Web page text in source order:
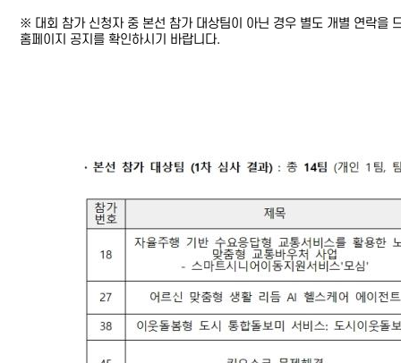
※ 대회 참가 신청자 중 본선 참가 대상팀이 아닌 경우 별도 개별 연락을
홈페이지 공지를 확인하시기 바랍니다.